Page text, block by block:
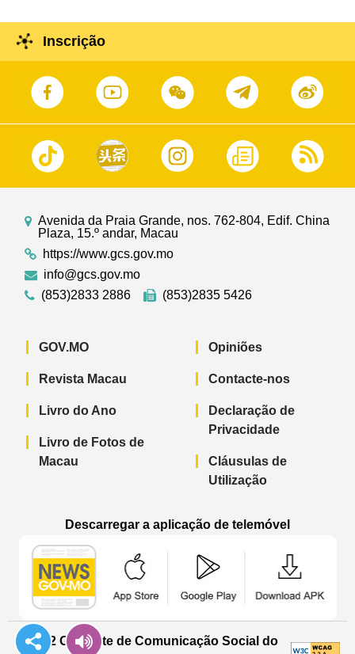
Inscrição
Avenida da Praia Grande, nos. 762-804, Edif. China
Plaza, 15.º andar, Macau
https://www.gcs.gov.mo
info@gcs.gov.mo
(853)2833 2886
(853)2835 5426
GOV.MO
Revista Macau
Livro do Ano
Livro de Fotos de
Macau
Opiniões
Contacte-nos
Declaração de
Privacidade
Cláusulas de
Utilização
Descarregar a aplicação de telemóvel
© 2022 Gabinete de Comunicação Social do